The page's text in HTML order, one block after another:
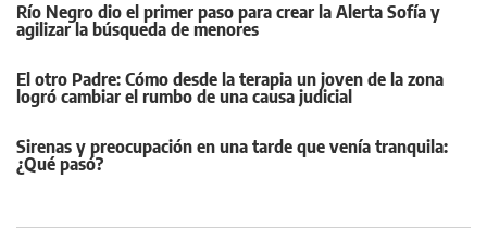
Río Negro dio el primer paso para crear la Alerta Sofía y
agilizar la búsqueda de menores
El otro Padre: Cómo desde la terapia un joven de la zona
logró cambiar el rumbo de una causa judicial
Sirenas y preocupación en una tarde que venía tranquila:
¿Qué pasó?